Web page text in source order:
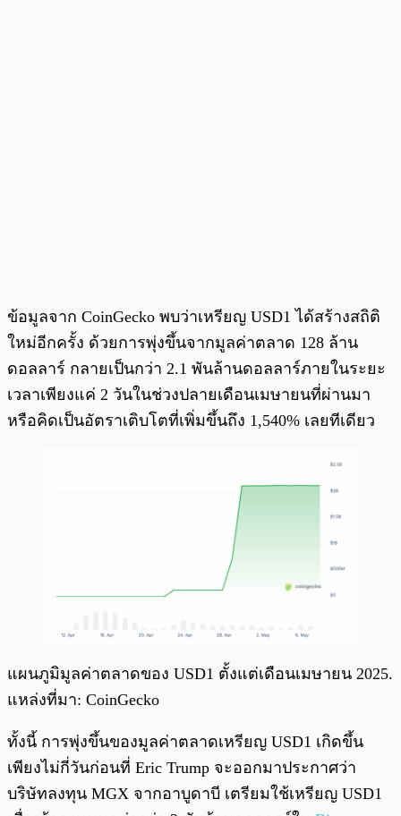
ข้อมูลจาก CoinGecko พบว่าเหรียญ USD1 ได้สร้างสถิติ
ใหม่อีกครั้ง ด้วยการพุ่งขึ้นจากมูลค่าตลาด 128 ล้าน
ดอลลาร์ กลายเป็นกว่า 2.1 พันล้านดอลลาร์ภายในระยะ
เวลาเพียงแค่ 2 วันในช่วงปลายเดือนเมษายนที่ผ่านมา
หรือคิดเป็นอัตราเติบโตที่เพิ่มขึ้นถึง 1,540% เลยทีเดียว
แผนภูมิมูลค่าตลาดของ USD1 ตั้งแต่เดือนเมษายน 2025.
แหล่งที่มา: CoinGecko
ทั้งนี้ การพุ่งขึ้นของมูลค่าตลาดเหรียญ USD1 เกิดขึ้น
เพียงไม่กี่วันก่อนที่ Eric Trump จะออกมาประกาศว่า
บริษัทลงทุน MGX จากอาบูดาบี เตรียมใช้เหรียญ USD1